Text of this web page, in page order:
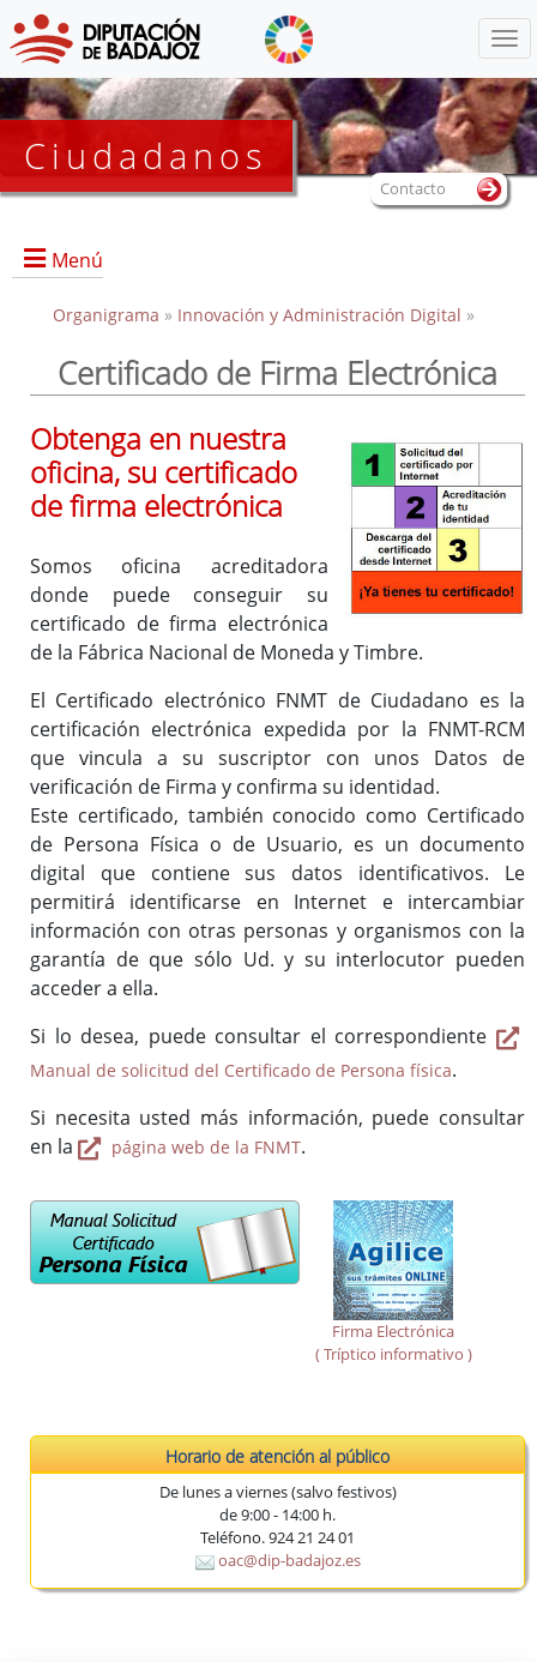
Ciudadanos
Menú
Portada
Qué es la OAC
Qué pretendemos
Certificado de Firma Electrónica
Inventario de Procedimientos
Información general
Registros Auxiliares
Registro Electrónico
Organigrama » Innovación y Administración Digital »
Certificado de Firma Electrónica
Obtenga en nuestra
oficina, su certificado
de firma electrónica
Somos oficina acreditadora
donde puede conseguir su
certificado de firma electrónica
de la Fábrica Nacional de Moneda y Timbre.
El Certificado electrónico FNMT de Ciudadano es la
certificación electrónica expedida por la FNMT-RCM
que vincula a su suscriptor con unos Datos de
verificación de Firma y confirma su identidad.
Este certificado, también conocido como Certificado
de Persona Física o de Usuario, es un documento
digital que contiene sus datos identificativos. Le
permitirá identificarse en Internet e intercambiar
información con otras personas y organismos con la
garantía de que sólo Ud. y su interlocutor pueden
acceder a ella.
Si lo desea, puede consultar el correspondiente
Manual de solicitud del Certificado de Persona física.
Si necesita usted más información, puede consultar
en la
página web de la FNMT.
Firma Electrónica
( Tríptico informativo )
Contacto
Horario de atención al público
De lunes a viernes (salvo festivos)
de 9:00 - 14:00 h.
Teléfono. 924 21 24 01
oac@dip-badajoz.es